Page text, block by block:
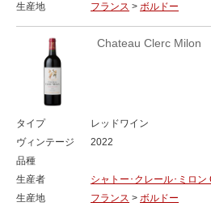
生産地
フランス > ボルドー
Chateau Clerc Milon
タイプ
レッドワイン
ヴィンテージ
2022
品種
生産者
シャトー･クレール･ミロ
生産地
フランス > ボルドー